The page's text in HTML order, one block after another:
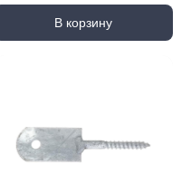
В корзину